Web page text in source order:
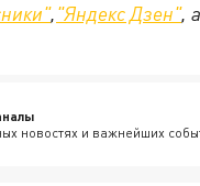
,"Яндекс Дзен",
новостях и важнейших